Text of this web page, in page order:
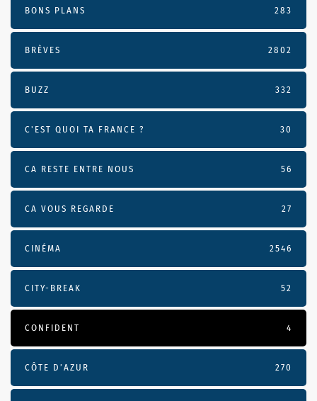
BONS PLANS 283
BRÈVES 2802
BUZZ 332
C'EST QUOI TA FRANCE ? 30
CA RESTE ENTRE NOUS 56
CA VOUS REGARDE 27
CINÉMA 2546
CITY-BREAK 52
CONFIDENT 4
CÔTE D’AZUR 270